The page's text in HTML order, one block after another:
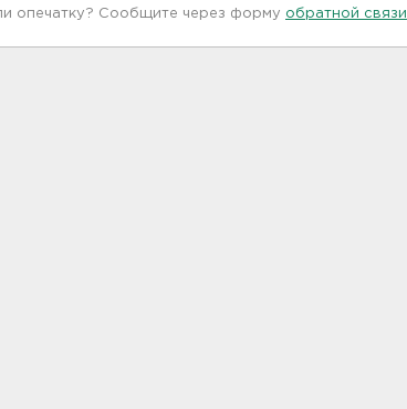
опечатку? Сообщите через форму обратной связи